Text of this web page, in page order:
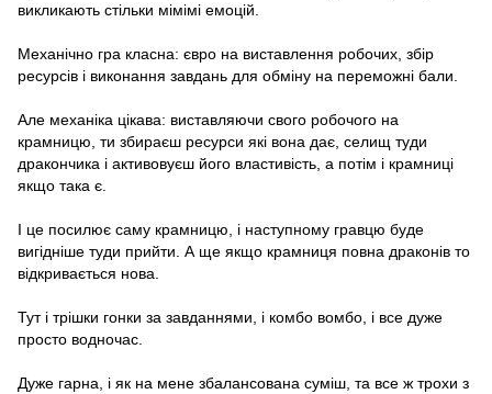
викликають стільки мімімі емоцій.
Механічно гра класна: євро на виставлення робочих, збір
ресурсів і виконання завдань для обміну на переможні бали.
Але механіка цікава: виставляючи свого робочого на
крамницю, ти збираєш ресурси які вона дає, селищ туди
дракончика і активовуєш його властивість, а потім і крамниці
якщо така є.
І це посилює саму крамницю, і наступному гравцю буде
вигідніше туди прийти. А ще якщо крамниця повна драконів то
відкривається нова.
Тут і трішки гонки за завданнями, і комбо вомбо, і все дуже
просто водночас.
Дуже гарна, і як на мене збалансована суміш, та все ж трохи з